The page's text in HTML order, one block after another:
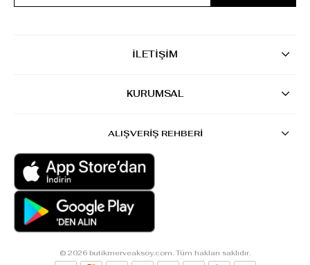
İLETİŞİM
KURUMSAL
ALIŞVERİŞ REHBERİ
© 2026 butikmerveaksoy.com. Tüm hakları saklıdır.